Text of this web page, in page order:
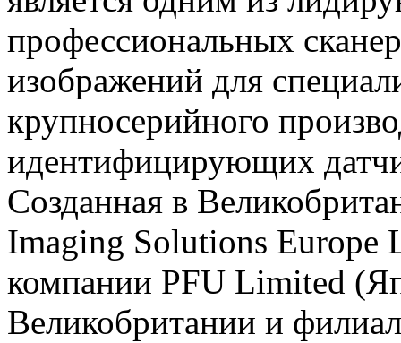
профессиональных
изображений для
крупносерийного
идентифицирующих
Созданная в
Imaging Solutions Europe
компании PFU Limited
Великобритании и